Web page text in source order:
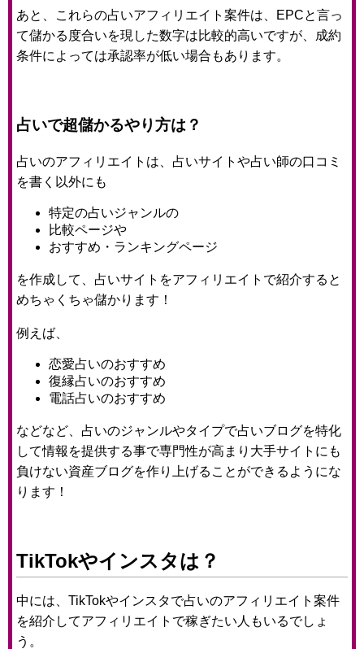
あと、これらの占いアフィリエイト案件は、EPCと言っ
て儲かる度合いを現した数字は比較的高いですが、成約
条件によっては承認率が低い場合もあります。
占いで超儲かるやり方は？
占いのアフィリエイトは、占いサイトや占い師の口コミ
を書く以外にも
特定の占いジャンルの
比較ページや
おすすめ・ランキングページ
を作成して、占いサイトをアフィリエイトで紹介すると
めちゃくちゃ儲かります！
例えば、
恋愛占いのおすすめ
復縁占いのおすすめ
電話占いのおすすめ
などなど、占いのジャンルやタイプで占いブログを特化
して情報を提供する事で専門性が高まり大手サイトにも
負けない資産ブログを作り上げることができるようにな
ります！
TikTokやインスタは？
中には、TikTokやインスタで占いのアフィリエイト案件
を紹介してアフィリエイトで稼ぎたい人もいるでしょ
う。